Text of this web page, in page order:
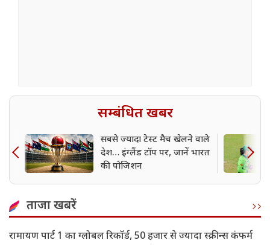
सम्बंधित खबर
सबसे ज्यादा टेस्ट मैच खेलने वाले
देश… इंग्लैंड टॉप पर, जानें भारत
की पोजिशन
ताजा खबरें
रामायण पार्ट 1 का ग्लोबल रिकॉर्ड, 50 हजार से ज्यादा स्क्रीन्स कंफर्म